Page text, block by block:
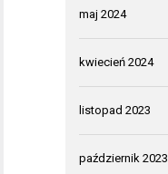
maj 2024
kwiecień 2024
listopad 2023
październik 2023